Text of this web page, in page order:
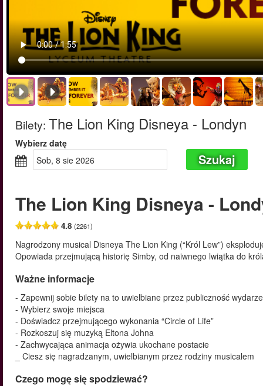
Bilety: The Lion King Disneya - Londyn
Wybierz datę
sob, 8 sie 2026
Szukaj
The Lion King Disneya -
4.8 (2261)
Nagrodzony musical Disneya The Lion King (“Król Lew”)
Opowiada przejmującą historię Simby, od naiwnego lwiątka do
Ważne informacje
- Zapewnij sobie bilety na to uwielbiane przez publiczność
- Wybierz swoje miejsca
- Doświadcz przejmującego wykonania “Circle of Life”
- Rozkoszuj się muzyką Eltona Johna
- Zachwycająca animacja ożywia ukochane postacie
_ Ciesz się nagradzanym, uwielbianym przez rodziny musicalem
Czego mogę się spodziewać?